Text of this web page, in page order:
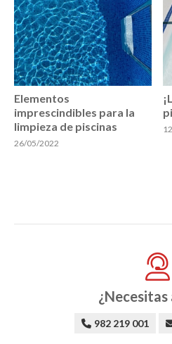
Elementos
imprescindibles para la
limpieza de piscinas
26/05/2022
¿Necesitas
982 219 001